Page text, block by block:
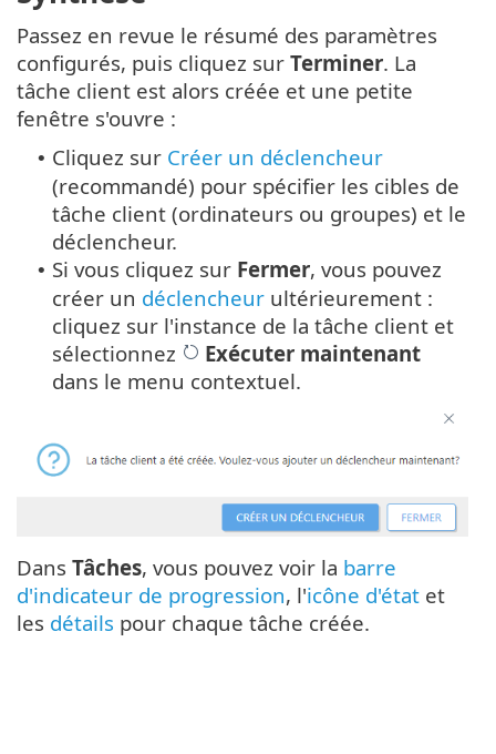
Passez en revue le résumé des paramètres
configurés, puis cliquez sur Terminer. La
tâche client est alors créée et une petite
fenêtre s'ouvre :
• Cliquez sur Créer un déclencheur
(recommandé) pour spécifier les cibles de
tâche client (ordinateurs ou groupes) et le
déclencheur.
• Si vous cliquez sur Fermer, vous pouvez
créer un déclencheur ultérieurement :
cliquez sur l'instance de la tâche client et
sélectionnez
Exécuter maintenant
dans le menu contextuel.
Dans Tâches, vous pouvez voir la barre
d'indicateur de progression, l'icône d'état et
les détails pour chaque tâche créée.